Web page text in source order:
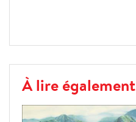
À lire également